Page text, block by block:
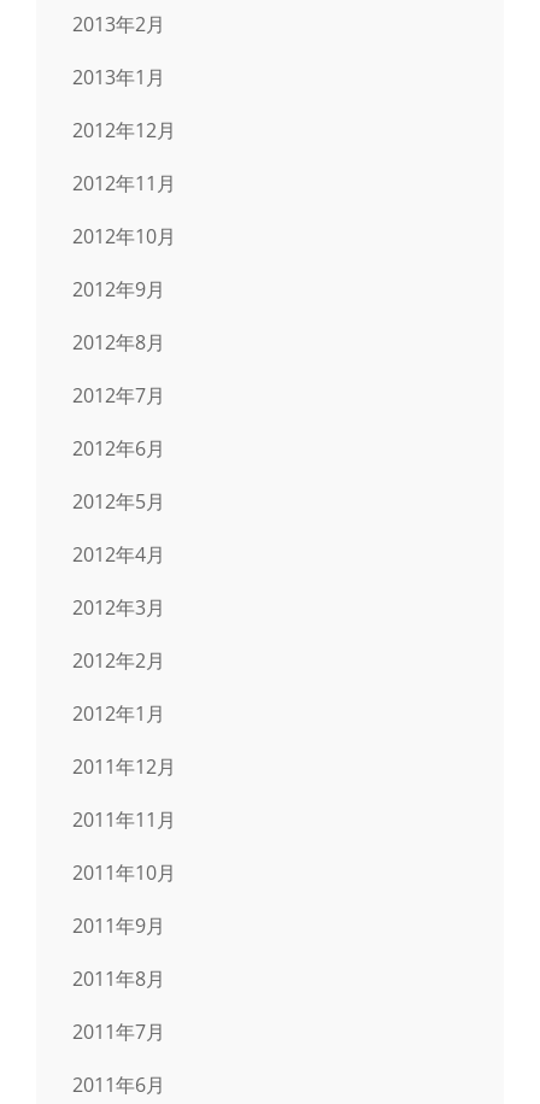
2013年2月
2013年1月
2012年12月
2012年11月
2012年10月
2012年9月
2012年8月
2012年7月
2012年6月
2012年5月
2012年4月
2012年3月
2012年2月
2012年1月
2011年12月
2011年11月
2011年10月
2011年9月
2011年8月
2011年7月
2011年6月